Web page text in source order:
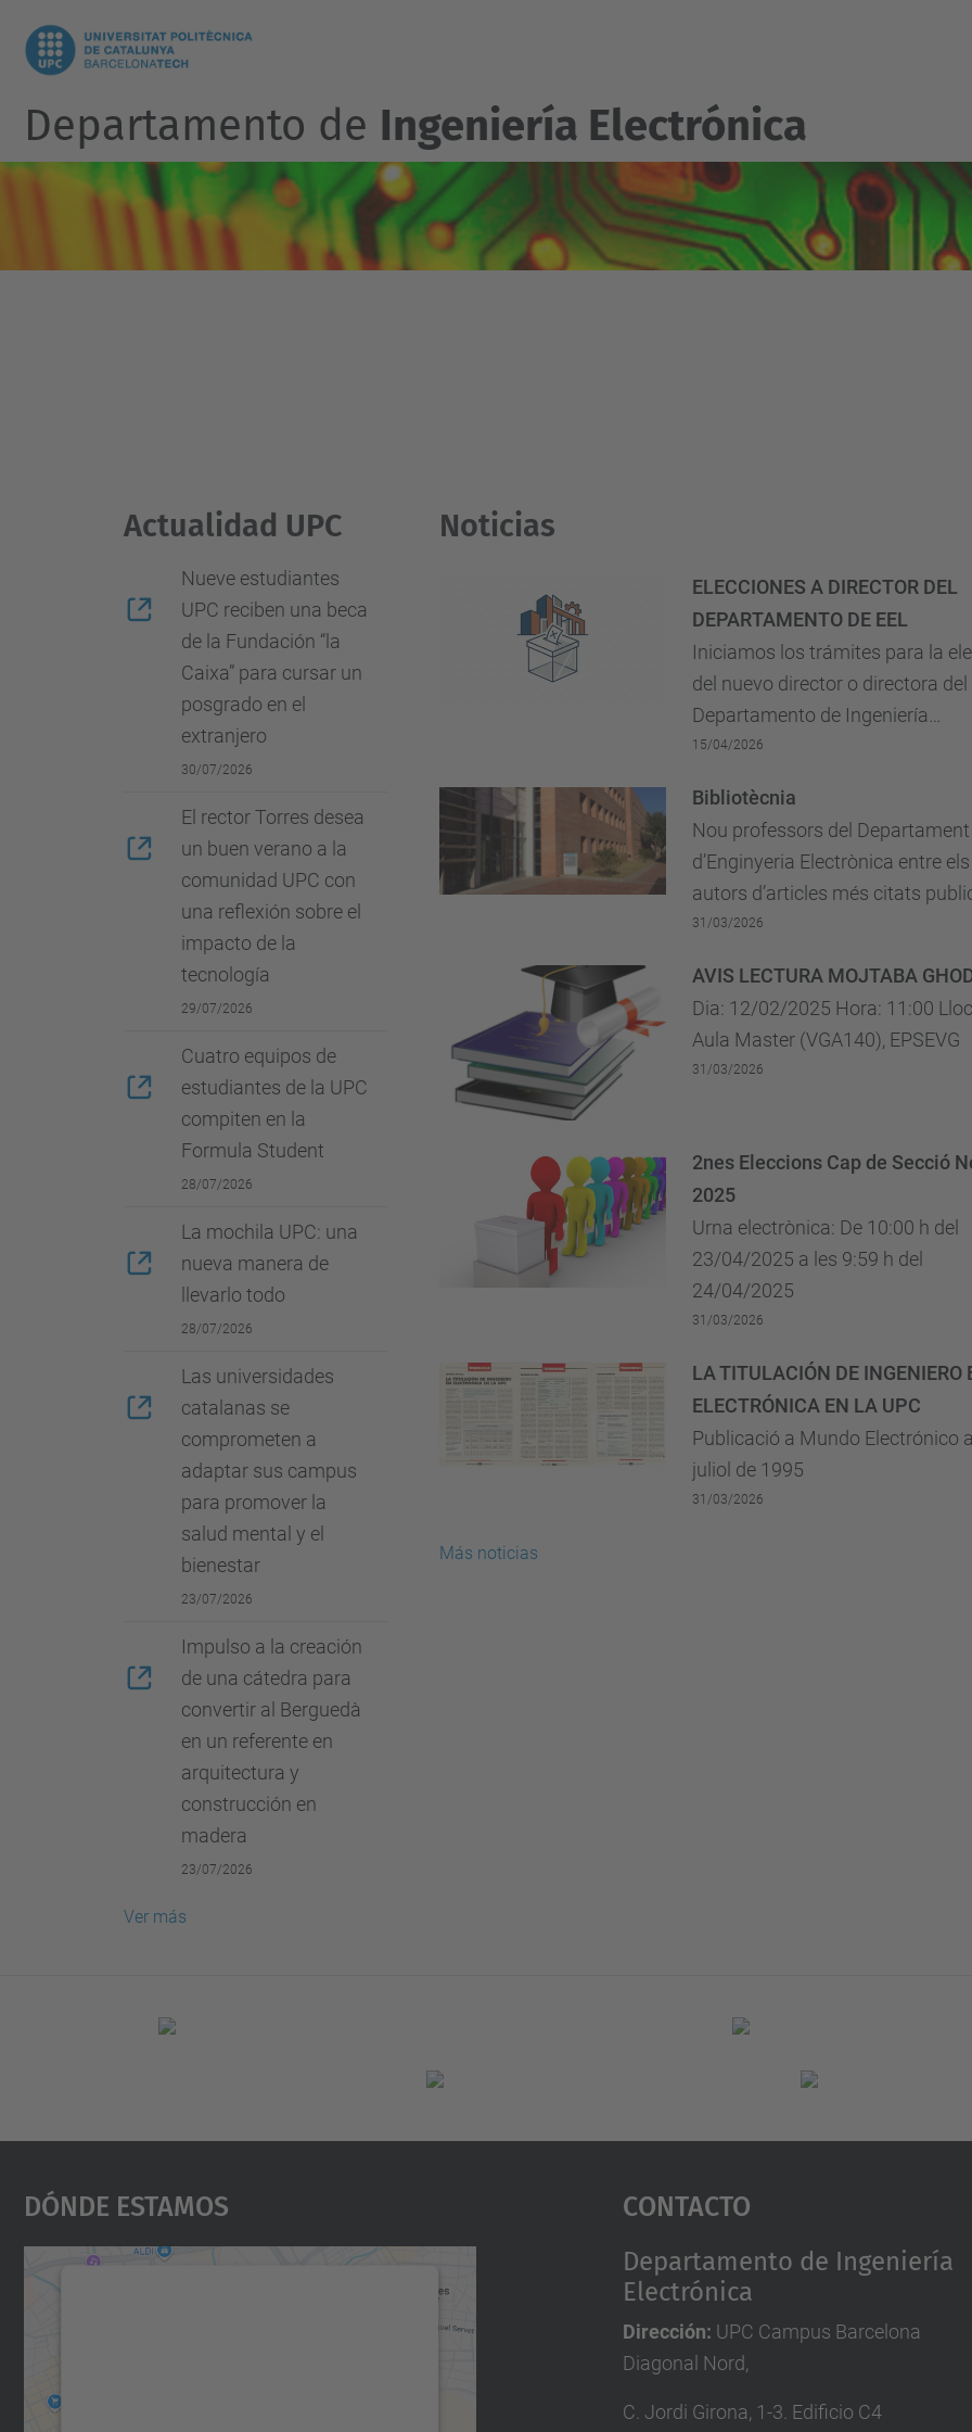
Departamento de Ingeniería Electrónica
Actualidad UPC
Nueve estudiantes
UPC reciben una beca
de la Fundación “la
Caixa” para cursar un
posgrado en el
extranjero
30/07/2026
El rector Torres desea
un buen verano a la
comunidad UPC con
una reflexión sobre el
impacto de la
tecnología
29/07/2026
Cuatro equipos de
estudiantes de la UPC
compiten en la
Formula Student
28/07/2026
La mochila UPC: una
nueva manera de
llevarlo todo
28/07/2026
Las universidades
catalanas se
comprometen a
adaptar sus campus
para promover la
salud mental y el
bienestar
23/07/2026
Impulso a la creación
de una cátedra para
convertir al Berguedà
en un referente en
arquitectura y
construcción en
madera
23/07/2026
Ver más
Noticias
Iniciamos los trámites para la
del nuevo director o directora del
Departamento de Ingeniería
Electrónica.
ELECCIONES A DIRECTOR DEL
DEPARTAMENTO DE EEL
15/04/2026
Nou professors del Departament
d’Enginyeria Electrònica entre els
autors d’articles més citats
en el període 2013-2023 pel
Bibliotècnia
31/03/2026
Dia: 12/02/2025 Hora: 11:00
Aula Master (VGA140), EPSEVG
AVIS LECTURA MOJTABA
31/03/2026
Urna electrònica: De 10:00 h del
23/04/2025 a les 9:59 h del
24/04/2025
2nes Eleccions Cap de Secció
2025
31/03/2026
Publicació a Mundo Electrónico al
juliol de 1995
LA TITULACIÓN DE INGENIERO
ELECTRÓNICA EN LA UPC
31/03/2026
Más noticias
Dónde Estamos Contacto
Departamento de Ingeniería
Electrónica
Dirección: UPC Campus Barcelona
Diagonal Nord,
C. Jordi Girona, 1-3. Edificio C4